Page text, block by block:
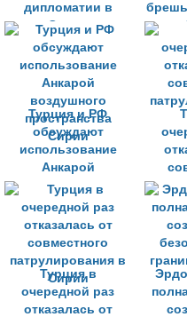
дипломатии в
Сирии
брешь
Турция и РФ
обсуждают
использование
Анкарой
воздушного
пространства
Сирии
Турция в
очередной раз
отказалась от